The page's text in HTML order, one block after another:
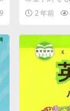
课程共
2 年前